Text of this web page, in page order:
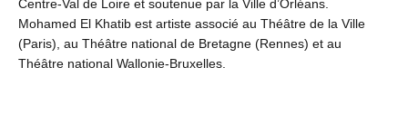
Centre-Val de Loire et soutenue par la Ville d’Orléans.
Mohamed El Khatib est artiste associé au Théâtre de la Ville
(Paris), au Théâtre national de Bretagne (Rennes) et au
Théâtre national Wallonie-Bruxelles.